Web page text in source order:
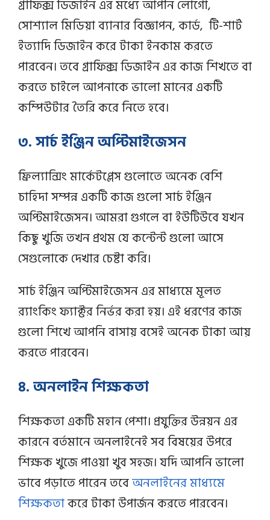
গ্রাফিক্স ডিজাইন এর মধ্যে আপনি লোগো,
সোশ্যাল মিডিয়া ব্যানার বিজ্ঞাপন, কার্ড, টি-শার্ট
ইত্যাদি ডিজাইন করে টাকা ইনকাম করতে
পারবেন। তবে গ্রাফিক্স ডিজাইন এর কাজ শিখতে বা
করতে চাইলে আপনাকে ভালো মানের একটি
কম্পিউটার তৈরি করে নিতে হবে।
৩. সার্চ ইঞ্জিন অপ্টিমাইজেসন
ফ্রিল্যান্সিং মার্কেটপ্লেস গুলোতে অনেক বেশি
চাহিদা সম্পন্ন একটি কাজ গুলো সার্চ ইঞ্জিন
অপ্টিমাইজেসন। আমরা গুগলে বা ইউটিউবে যখন
কিছু খুজি তখন প্রথম যে কন্টেন্ট গুলো আসে
সেগুলোকে দেখার চেষ্টা করি।
সার্চ ইঞ্জিন অপ্টিমাইজেসন এর মাধ্যমে মূলত
র‍্যাংকিং ফ্যাক্টর নির্ভর করা হয়। এই ধরণের কাজ
গুলো শিখে আপনি বাসায় বসেই অনেক টাকা আয়
করতে পারবেন।
৪. অনলাইন শিক্ষকতা
শিক্ষকতা একটি মহান পেশা। প্রযুক্তির উন্নয়ন এর
কারনে বর্তমানে অনলাইনেই সব বিষয়ের উপরে
শিক্ষক খুজে পাওয়া খুব সহজ। যদি আপনি ভালো
ভাবে পড়াতে পারেন তবেঅনলাইনের মাধ্যমে
শিক্ষকতাকরে টাকা উপার্জন করতে পারবেন।